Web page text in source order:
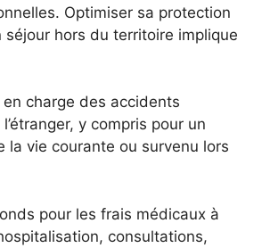
Optimiser sa protection
séjour hors du territoire implique
en charge des accidents
y compris pour un
la vie courante ou survenu lors
pour les frais médicaux à
consultations,